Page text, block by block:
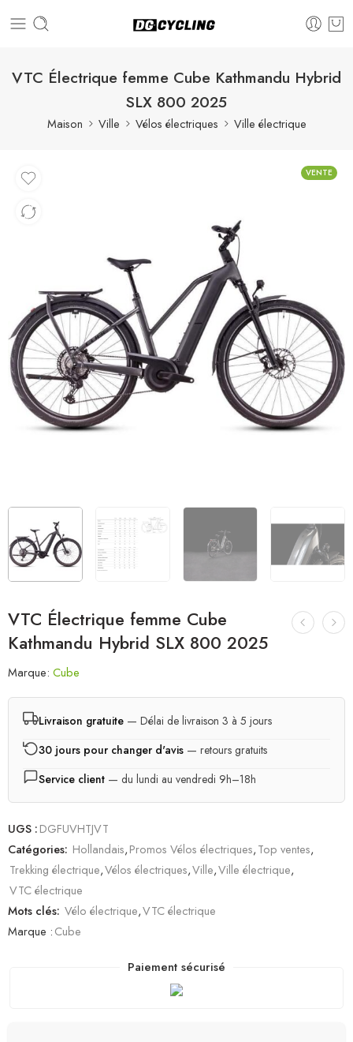
VTC Électrique femme Cube Kathmandu Hybrid
SLX 800 2025
Maison Ville Vélos électriques Ville électrique
VENTE
VTC Électrique femme Cube
Kathmandu Hybrid SLX 800 2025
Marque: Cube
Livraison gratuite — Délai de livraison 3 à 5 jours
30 jours pour changer d'avis — retours gratuits
Service client — du lundi au vendredi 9h–18h
UGS :DGFUVHTJVT
Catégories: Hollandais,Promos Vélos électriques,Top ventes,
Trekking électrique,Vélos électriques,Ville,Ville électrique,
VTC électrique
Mots clés: Vélo électrique,VTC électrique
Marque :Cube
Paiement sécurisé